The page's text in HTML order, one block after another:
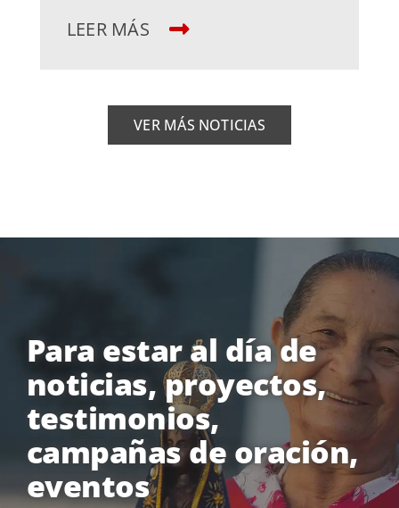
LEER MÁS
VER MÁS NOTICIAS
Para estar al día de
noticias, proyectos,
testimonios,
campañas de oración,
eventos